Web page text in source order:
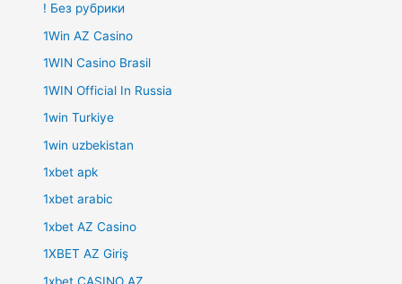
! Без рубрики
1Win AZ Casino
1WIN Casino Brasil
1WIN Official In Russia
1win Turkiye
1win uzbekistan
1xbet apk
1xbet arabic
1xbet AZ Casino
1XBET AZ Giriş
1xbet CASINO AZ